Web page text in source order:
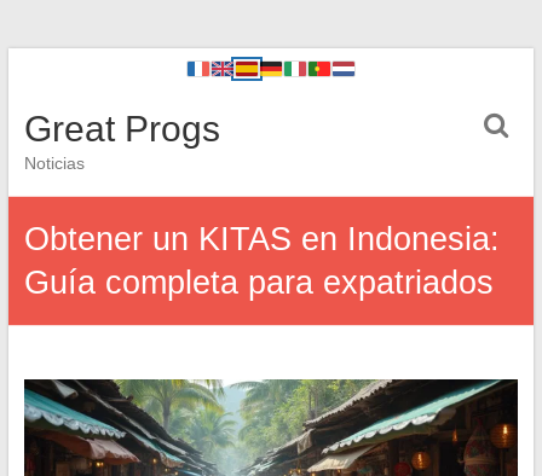
Great Progs
Noticias
Obtener un KITAS en Indonesia:
Guía completa para expatriados